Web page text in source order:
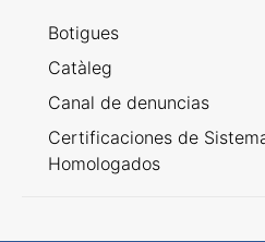
Botigues
Catàleg
Canal de denuncias
Certificaciones de
Homologados